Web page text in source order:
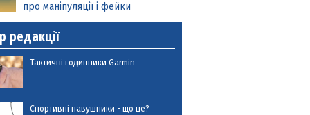
про маніпуляції і фейки
редакції
Тактичні годинники Garmin
Спортивні навушники - що це?